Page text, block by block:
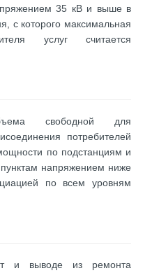
35 кВ и выше в
с которого максимальная
услуг считается
свободной для
потребителей
по подстанциям и
напряжением ниже
по всем уровням
и выводе из ремонта